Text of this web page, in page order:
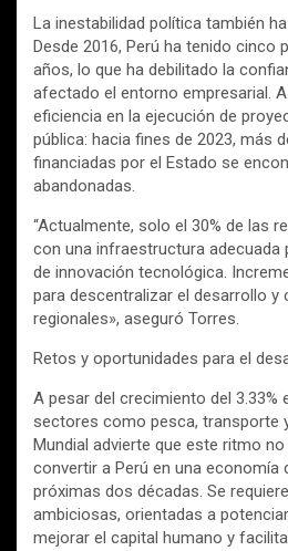
La inestabilidad política también
Desde 2016, Perú ha tenido cinco
años, lo que ha debilitado la
afectado el entorno empresarial.
eficiencia en la ejecución de
pública: hacia fines de 2023, más
financiadas por el Estado se
abandonadas.
“Actualmente, solo el 30% de las
con una infraestructura
de innovación tecnológica.
para descentralizar el desarrollo y
regionales», aseguró Torres.
Retos y oportunidades para el
A pesar del crecimiento del 3.33%
sectores como pesca, transporte
Mundial advierte que este ritmo
convertir a Perú en una economía
próximas dos décadas. Se
ambiciosas, orientadas a
mejorar el capital humano y